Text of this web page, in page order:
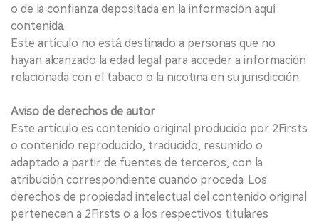
o de la confianza depositada en la información aquí
contenida.
Este artículo no está destinado a personas que no
hayan alcanzado la edad legal para acceder a información
relacionada con el tabaco o la nicotina en su jurisdicción.
Aviso de derechos de autor
Este artículo es contenido original producido por 2Firsts
o contenido reproducido, traducido, resumido o
adaptado a partir de fuentes de terceros, con la
atribución correspondiente cuando proceda. Los
derechos de propiedad intelectual del contenido original
pertenecen a 2Firsts o a los respectivos titulares